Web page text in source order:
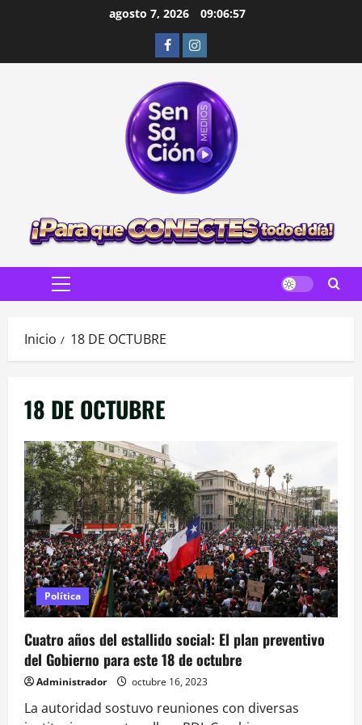
agosto 7, 2026 09:06:59
FacebookInstagram
Menú
Inicio 18 DE OCTUBRE
18 DE OCTUBRE
Política
Cuatro años del estallido social: El plan preventivo
del Gobierno para este 18 de octubre
Administrador octubre 16, 2023
La autoridad sostuvo reuniones con diversas